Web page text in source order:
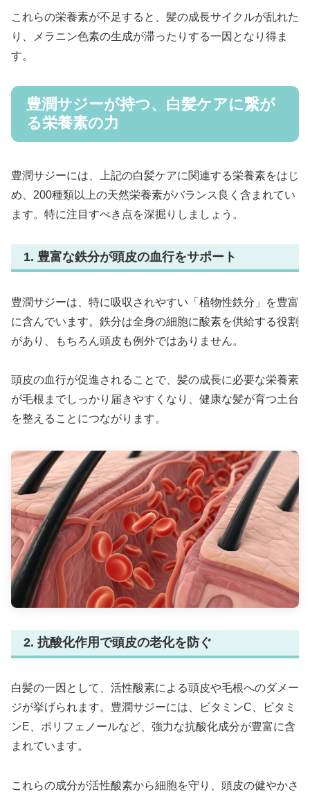
これらの栄養素が不足すると、髪の成長サイクルが乱れた
り、メラニン色素の生成が滞ったりする一因となり得ま
す。
豊潤サジーが持つ、白髪ケアに繋が
る栄養素の力
豊潤サジーには、上記の白髪ケアに関連する栄養素をはじ
め、200種類以上の天然栄養素がバランス良く含まれてい
ます。特に注目すべき点を深掘りしましょう。
1. 豊富な鉄分が頭皮の血行をサポート
豊潤サジーは、特に吸収されやすい「植物性鉄分」を豊富
に含んでいます。鉄分は全身の細胞に酸素を供給する役割
があり、もちろん頭皮も例外ではありません。
頭皮の血行が促進されることで、髪の成長に必要な栄養素
が毛根までしっかり届きやすくなり、健康な髪が育つ土台
を整えることにつながります。
2. 抗酸化作用で頭皮の老化を防ぐ
白髪の一因として、活性酸素による頭皮や毛根へのダメー
ジが挙げられます。豊潤サジーには、ビタミンC、ビタミ
ンE、ポリフェノールなど、強力な抗酸化成分が豊富に含
まれています。
これらの成分が活性酸素から細胞を守り、頭皮の健やかさ